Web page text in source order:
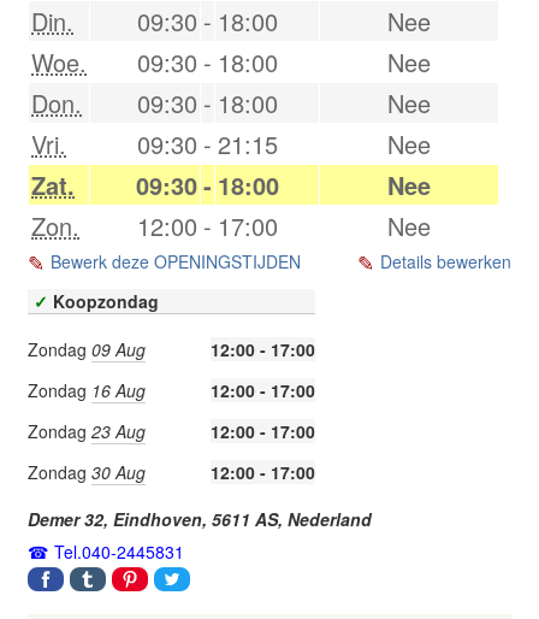
Din.
09:30 - 18:00
Nee
Woe.
09:30 - 18:00
Nee
Don.
09:30 - 18:00
Nee
Vri.
09:30 - 21:15
Nee
Zat.
09:30- 18:00
Nee
Zon.
12:00 - 17:00 Nee
Bewerk deze OPENINGSTIJDEN
Details bewerken
✓ Koopzondag
Zondag 09 Aug
12:00 - 17:00
Zondag 16 Aug
12:00 - 17:00
Zondag 23 Aug
12:00 - 17:00
Zondag 30 Aug
12:00 - 17:00
Demer 32, Eindhoven, 5611 AS, Nederland
Tel.040-2445831